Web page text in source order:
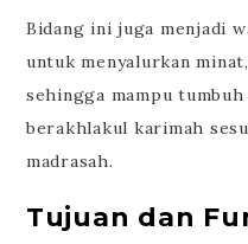
Bidang ini juga menjadi
untuk menyalurkan
sehingga mampu
berakhlakul karimah
madrasah.
Tujuan dan